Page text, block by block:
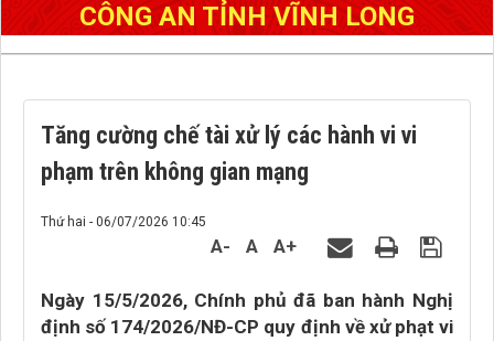
CÔNG AN TỈNH VĨNH LONG
Tăng cường chế tài xử lý các hành vi vi
phạm trên không gian mạng
Thứ hai - 06/07/2026 10:45
A- A A+
Ngày 15/5/2026, Chính phủ đã ban hành Nghị
định số 174/2026/NĐ-CP quy định về xử phạt vi